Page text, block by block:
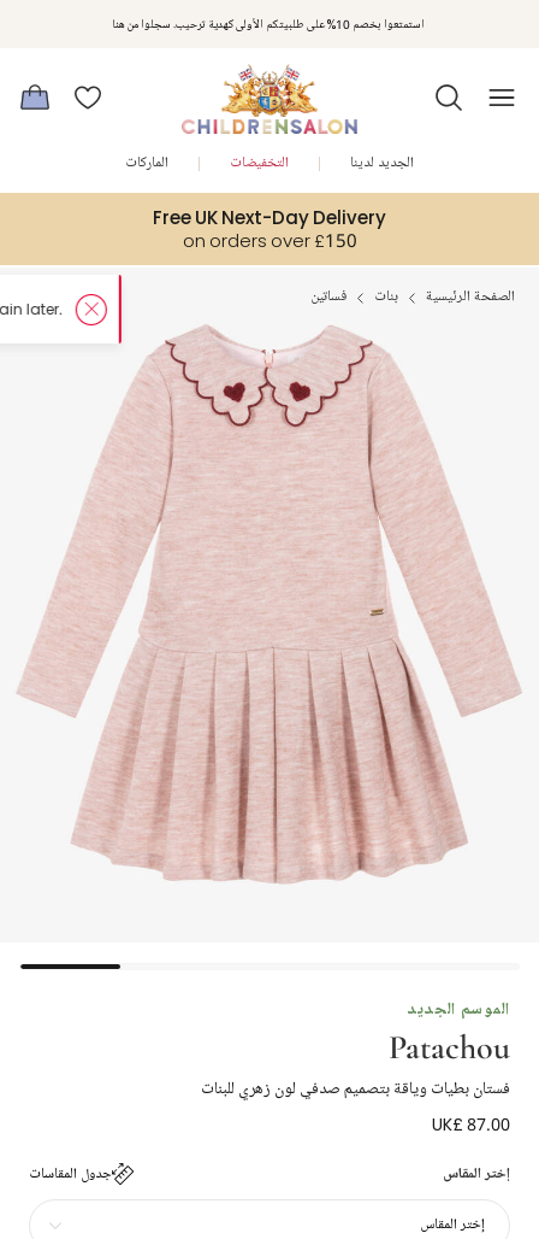
استمتعوا بخصم 10% على طلبيتكم الأولى كهدية ترحيب. سجلوا من هنا
Free UK Next-Day Delivery
on orders over £150
الجديد لدينا التخفيضات الماركات
الصفحة الرئيسية بنات فساتين
الموسم الجديد
Patachou
فستان بطيات وياقة بتصميم صدفي لون زهري للبنات
UK£ 87.00
إختر المقاس جدول المقاسات
إختر المقاس